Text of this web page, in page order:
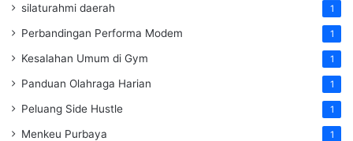
silaturahmi daerah 1
Perbandingan Performa Modem 1
Kesalahan Umum di Gym 1
Panduan Olahraga Harian 1
Peluang Side Hustle 1
Menkeu Purbaya 1